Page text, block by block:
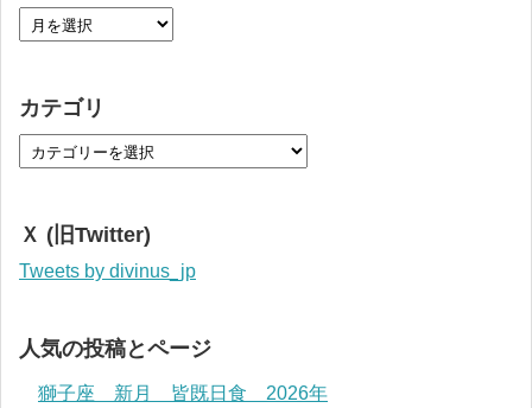
カテゴリ
Ｘ (旧Twitter)
Tweets by divinus_jp
人気の投稿とページ
獅子座 新月 皆既日食 2026年